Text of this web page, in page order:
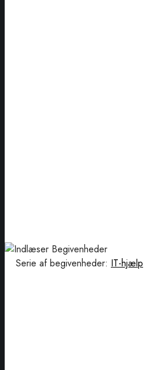
Serie af begivenheder: IT-hjælp